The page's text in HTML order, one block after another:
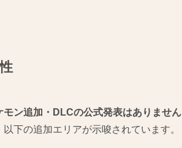
モン追加・DLCの公式発表はありません
下の追加エリアが示唆されています。